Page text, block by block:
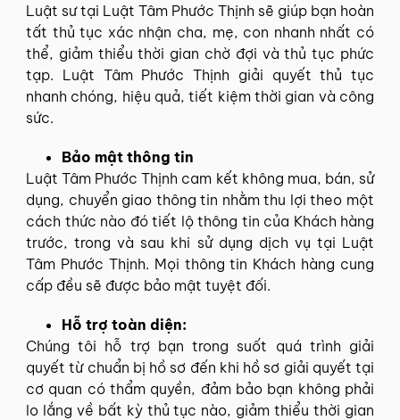
Luật sư tại Luật Tâm Phước Thịnh sẽ giúp bạn hoàn
tất thủ tục xác nhận cha, mẹ, con nhanh nhất có
thể, giảm thiểu thời gian chờ đợi và thủ tục phức
tạp. Luật Tâm Phước Thịnh giải quyết thủ tục
nhanh chóng, hiệu quả, tiết kiệm thời gian và công
sức.
Bảo mật thông tin
Luật Tâm Phước Thịnh cam kết không mua, bán, sử
dụng, chuyển giao thông tin nhằm thu lợi theo một
cách thức nào đó tiết lộ thông tin của Khách hàng
trước, trong và sau khi sử dụng dịch vụ tại Luật
Tâm Phước Thịnh. Mọi thông tin Khách hàng cung
cấp đều sẽ được bảo mật tuyệt đối.
Hỗ trợ toàn diện:
Chúng tôi hỗ trợ bạn trong suốt quá trình giải
quyết từ chuẩn bị hồ sơ đến khi hồ sơ giải quyết tại
cơ quan có thẩm quyền, đảm bảo bạn không phải
lo lắng về bất kỳ thủ tục nào, giảm thiểu thời gian